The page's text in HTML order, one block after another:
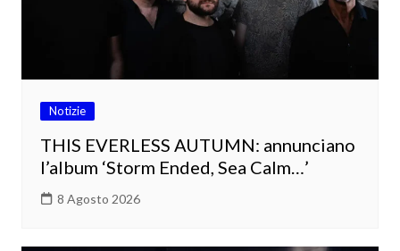
Notizie
THIS EVERLESS AUTUMN: annunciano
l’album ‘Storm Ended, Sea Calm…’
8 Agosto 2026